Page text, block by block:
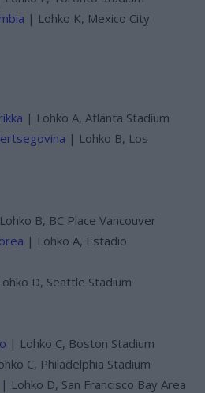
| Lohko K, Mexico City
| Lohko A, Atlanta Stadium
| Lohko B, Los
B, BC Place Vancouver
| Lohko A, Estadio
D, Seattle Stadium
| Lohko C, Boston Stadium
C, Philadelphia Stadium
| Lohko D, San Francisco Bay Area